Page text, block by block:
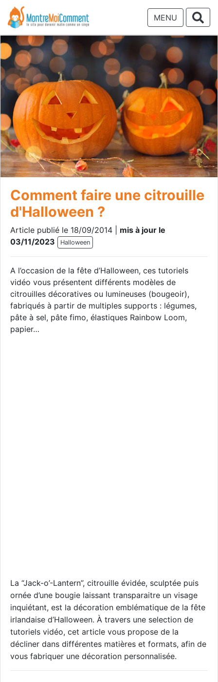
MENU
Comment faire une citrouille
d'Halloween ?
Article publié le 18/09/2014 | mis à jour le
03/11/2023
Halloween
A l’occasion de la fête d’Halloween, ces tutoriels
vidéo vous présentent différents modèles de
citrouilles décoratives ou lumineuses (bougeoir),
fabriqués à partir de multiples supports : légumes,
pâte à sel, pâte fimo, élastiques Rainbow Loom,
papier…
La “Jack-o’-Lantern”, citrouille évidée, sculptée puis
ornée d’une bougie laissant transparaitre un visage
inquiétant, est la décoration emblématique de la fête
irlandaise d’Halloween. À travers une selection de
tutoriels vidéo, cet article vous propose de la
décliner dans différentes matières et formats, afin de
vous fabriquer une décoration personnalisée.